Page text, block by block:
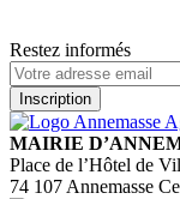
Restez informés
MAIRIE
Place de l’Hôtel de
74 107 Annemasse